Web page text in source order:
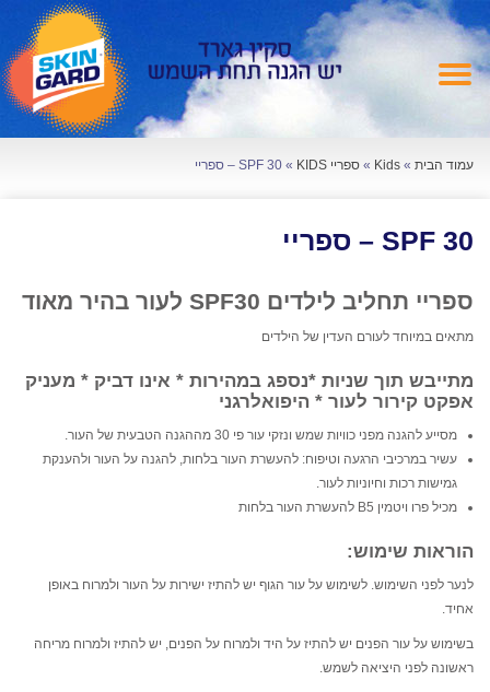
עמוד הבית »
Kids
» ספריי KIDS » SPF 30 – ספריי
SPF 30 – ספריי
ספריי תחליב לילדים SPF30 לעור בהיר מאוד
מתאים במיוחד לעורם העדין של הילדים
מתייבש תוך שניות *נספג במהירות * אינו דביק * מעניק
אפקט קירור לעור * היפואלרגני
מסייע להגנה מפני כוויות שמש ונזקי עור פי 30 מההגנה הטבעית של העור.
עשיר במרכיבי הרגעה וטיפוח: להעשרת העור בלחות, להגנה על העור ולהענקת
גמישות רכות וחיוניות לעור.
מכיל פרו ויטמין B5 להעשרת העור בלחות
הוראות שימוש:
לנער לפני השימוש. לשימוש על עור הגוף יש להתיז ישירות על העור ולמרוח באופן
אחיד.
בשימוש על עור הפנים יש להתיז על היד ולמרוח על הפנים, יש להתיז ולמרוח מריחה
ראשונה לפני היציאה לשמש.